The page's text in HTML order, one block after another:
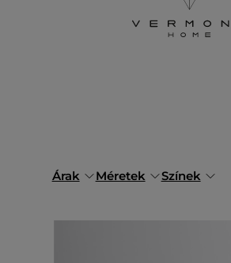
Árak Méretek Színek